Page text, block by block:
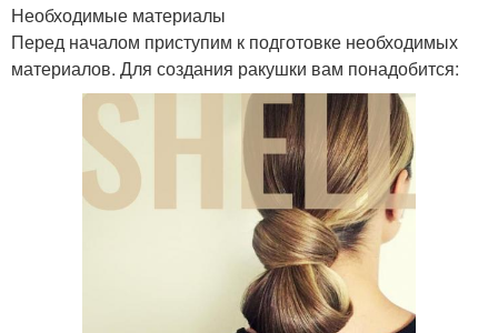
Необходимые материалы
Перед началом приступим к подготовке необходимых
материалов. Для создания ракушки вам понадобится: